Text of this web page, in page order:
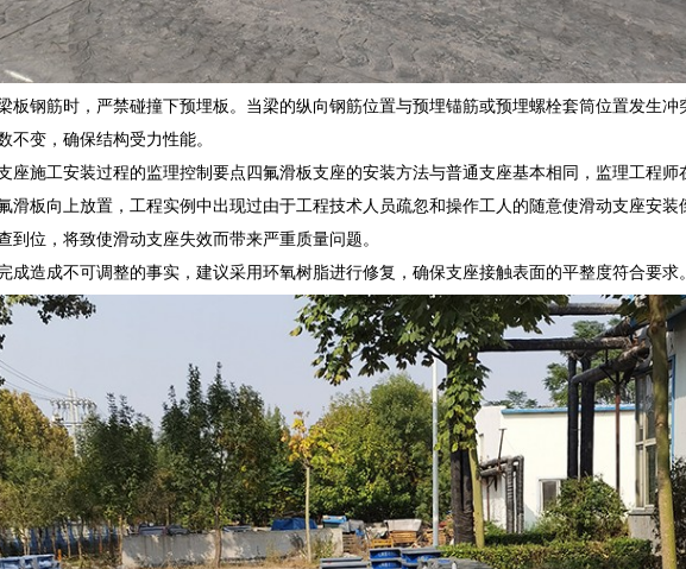
板钢筋时，严禁碰撞下预埋板。当梁的纵向钢筋位置与预埋锚筋或预埋螺栓套筒位置发生冲
不变，确保结构受力性能。
座施工安装过程的监理控制要点四氟滑板支座的安装方法与普通支座基本相同，监理工程
滑板向上放置，工程实例中出现过由于工程技术人员疏忽和操作工人的随意使滑动支座安
到位，将致使滑动支座失效而带来严重质量问题。
成造成不可调整的事实，建议采用环氧树脂进行修复，确保支座接触表面的平整度符合要求。